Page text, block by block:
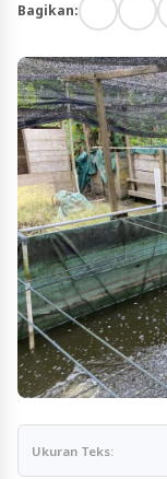
Bagikan:
Ukuran Teks: